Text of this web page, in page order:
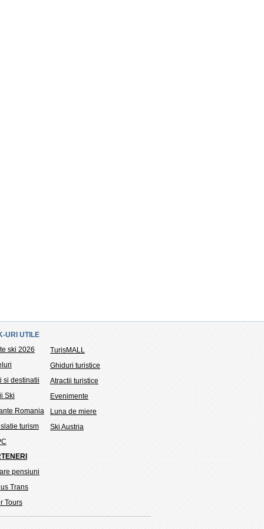
URI UTILE
ski 2026
si destinatii
Ski
Romania
turism
TurisMALL
Ghiduri turistice
Atractii turistice
Evenimente
Luna de miere
Ski Austria
pensiuni
Trans
Tours